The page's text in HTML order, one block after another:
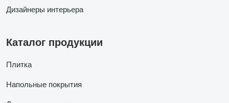
Дизайнеры интерьера
Каталог продукции
Плитка
Напольные покрытия